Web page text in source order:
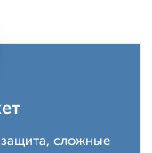
сложные